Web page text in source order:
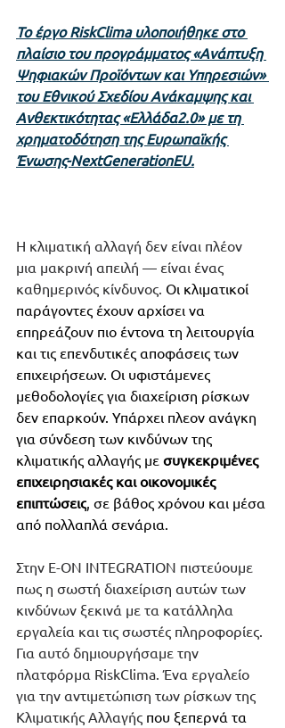
Το έργο RiskClima υλοποιήθηκε στο
πλαίσιο του προγράμματος «Ανάπτυξη
Ψηφιακών Προϊόντων και Υπηρεσιών»
του Εθνικού Σχεδίου Ανάκαμψης και
Ανθεκτικότητας «Ελλάδα2.0» με τη
χρηματοδότηση της Ευρωπαϊκής
Ένωσης-NextGenerationEU.
Η κλιματική αλλαγή δεν είναι πλέον
μια μακρινή απειλή — είναι ένας
καθημερινός κίνδυνος. Οι κλιματικοί
παράγοντες έχουν αρχίσει να
επηρεάζουν πιο έντονα τη λειτουργία
και τις επενδυτικές αποφάσεις των
επιχειρήσεων. Οι υφιστάμενες
μεθοδολογίες για διαχείριση ρίσκων
δεν επαρκούν. Υπάρχει πλεον ανάγκη
για σύνδεση των κινδύνων της
κλιματικής αλλαγής με συγκεκριμένες
επιχειρησιακές και οικονομικές
επιπτώσεις, σε βάθος χρόνου και μέσα
από πολλαπλά σενάρια.
Στην E-ON INTEGRATION πιστεύουμε
πως η σωστή διαχείριση αυτών των
κινδύνων ξεκινά με τα κατάλληλα
εργαλεία και τις σωστές πληροφορίες.
Για αυτό δημιουργήσαμε την
πλατφόρμα RiskClima. Ένα εργαλείο
για την αντιμετώπιση των ρίσκων της
Κλιματικής Αλλαγής που ξεπερνά τα